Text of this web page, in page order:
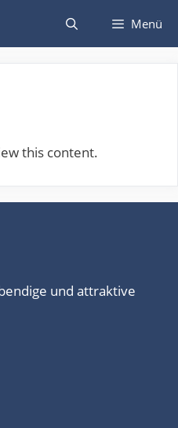
Menü
this content.
und attraktive